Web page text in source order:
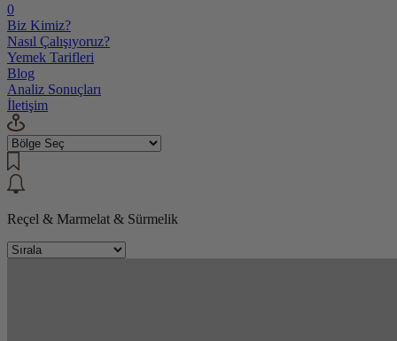
0
Biz Kimiz?
Nasıl Çalışıyoruz?
Yemek Tarifleri
Blog
Analiz Sonuçları
İletişim
Reçel & Marmelat & Sürmelik